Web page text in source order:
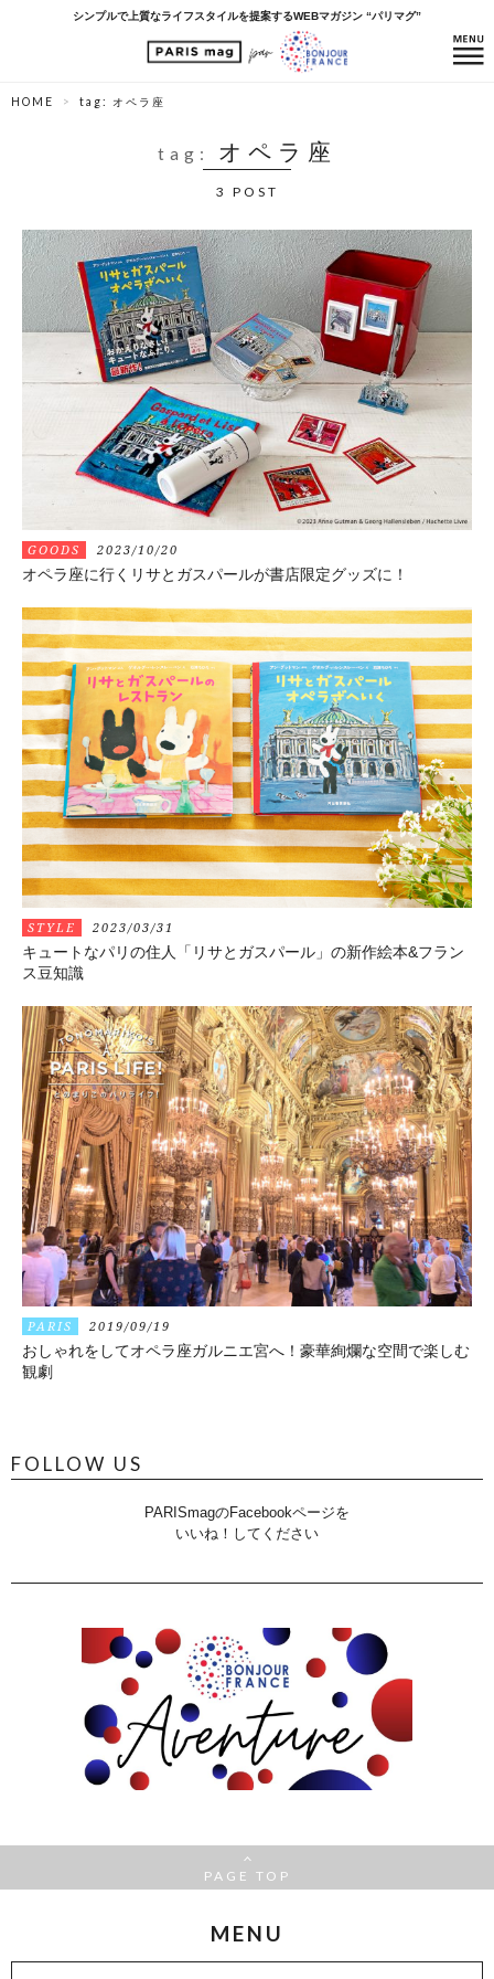
シンプルで上質なライフスタイルを提案するWEBマガジン “パリマグ”
HOME tag: オペラ座
tag: オペラ座
3 POST
GOODS 2023/10/20
オペラ座に行くリサとガスパールが書店限定グッズに！
STYLE 2023/03/31
キュートなパリの住人「リサとガスパール」の新作絵本&フラン
ス豆知識
PARIS 2019/09/19
おしゃれをしてオペラ座ガルニエ宮へ！豪華絢爛な空間で楽しむ
観劇
FOLLOW US
PARISmagのFacebookページを
いいね！してください
PAGE TOP
MENU